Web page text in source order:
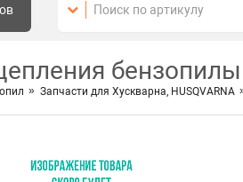
Запчасти для Хускварна, HUSQVARNA